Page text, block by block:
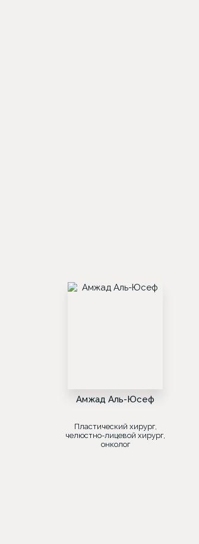
Амжад Аль-Юсеф
Пластический хирург,
челюстно-лицевой хирург,
онколог